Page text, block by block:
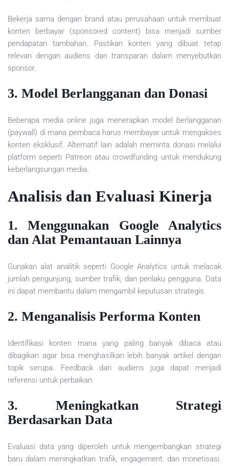
Bekerja sama dengan brand atau perusahaan untuk membuat
konten berbayar (sponsored content) bisa menjadi sumber
pendapatan tambahan. Pastikan konten yang dibuat tetap
relevan dengan audiens dan transparan dalam menyebutkan
sponsor.
3. Model Berlangganan dan Donasi
Beberapa media online juga menerapkan model berlangganan
(paywall) di mana pembaca harus membayar untuk mengakses
konten eksklusif. Alternatif lain adalah meminta donasi melalui
platform seperti Patreon atau crowdfunding untuk mendukung
keberlangsungan media.
Analisis dan Evaluasi Kinerja
1. Menggunakan Google Analytics
dan Alat Pemantauan Lainnya
Gunakan alat analitik seperti Google Analytics untuk melacak
jumlah pengunjung, sumber trafik, dan perilaku pengguna. Data
ini dapat membantu dalam mengambil keputusan strategis.
2. Menganalisis Performa Konten
Identifikasi konten mana yang paling banyak dibaca atau
dibagikan agar bisa menghasilkan lebih banyak artikel dengan
topik serupa. Feedback dari audiens juga dapat menjadi
referensi untuk perbaikan.
3. Meningkatkan Strategi
Berdasarkan Data
Evaluasi data yang diperoleh untuk mengembangkan strategi
baru dalam meningkatkan trafik, engagement, dan monetisasi.